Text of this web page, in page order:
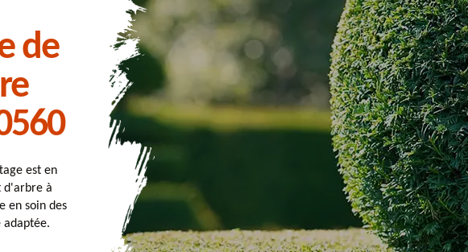
de
est en
d'arbre à
en soin des
adaptée.